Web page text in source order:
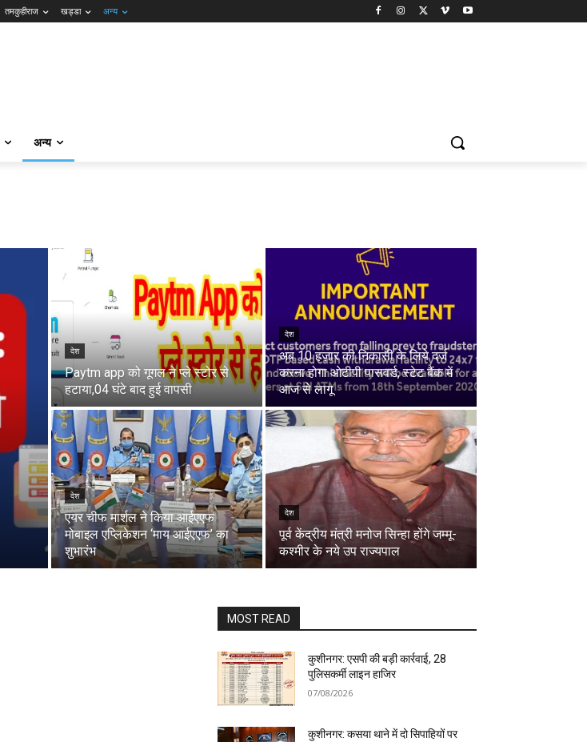
तमकुहीराज खड्डा अन्य
अन्य
देश
Paytm app को गूगल ने प्ले स्टोर से
हटाया,04 घंटे बाद हुई वापसी
देश
अब 10 हज़ार की निकासी के लिये दर्ज
करना होगा ओटीपी पासवर्ड, स्टेट बैंक में
आज से लागू
देश
एयर चीफ मार्शल ने किया आईएएफ
मोबाइल एप्लिकेशन ‘माय आईएएफ’ का
शुभारंभ
देश
पूर्व केंद्रीय मंत्री मनोज सिन्हा होंगे जम्मू-
कश्मीर के नये उप राज्यपाल
MOST READ
कुशीनगर: एसपी की बड़ी कार्रवाई, 28
पुलिसकर्मी लाइन हाजिर
07/08/2026
कुशीनगर: कसया थाने में दो सिपाहियों पर